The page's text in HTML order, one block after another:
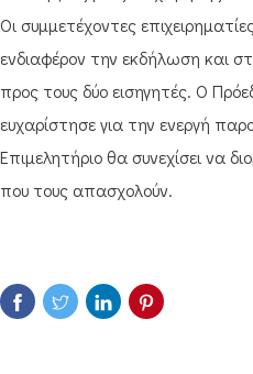
Οι συμμετέχοντες
ενδιαφέρον την εκδήλωση και
προς τους δύο εισηγητές. Ο
ευχαρίστησε για την ενεργή
Επιμελητήριο θα συνεχίσει να
που τους απασχολούν.